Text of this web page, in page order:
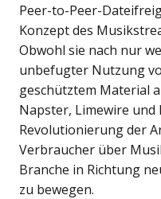
Peer-to-Peer-
Konzept des
Obwohl sie nach nur
unbefugter Nutzung
geschütztem Material
Napster, Limewire
Revolutionierung der
Verbraucher über
Branche in Richtung
zu bewegen.